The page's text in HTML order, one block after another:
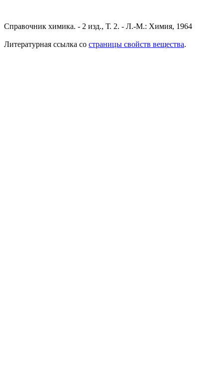
Справочник химика. - 2 изд., Т. 2. - Л.-М.: Химия, 1964
Литературная ссылка со страницы свойств вещества.